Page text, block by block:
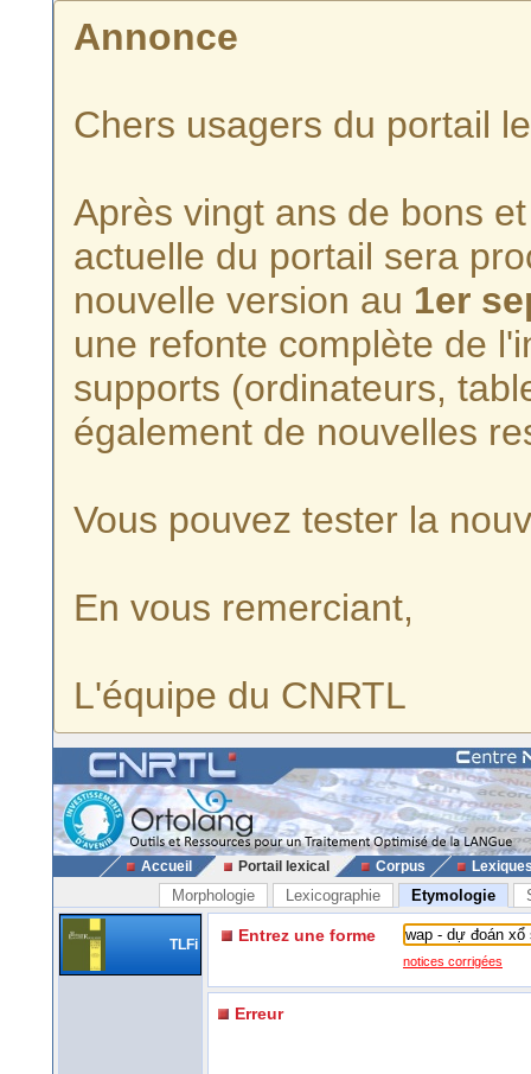
Annonce
Chers usagers du portail
Après vingt ans de bons
actuelle du portail sera
nouvelle version au 1er
une refonte complète de
supports (ordinateurs,
également de nouvelles
Vous pouvez tester la
En vous remerciant,
L'équipe du CNRTL
Accueil Portail lexical Corpus
Morphologie Lexicographie Etymologie
TLFi Entrez une forme
notices corrigées
Erreur